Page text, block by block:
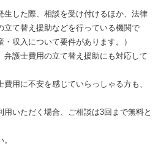
生した際、相談を受け付けるほか、法律
立て替え援助などを行っている機関で
収入について要件があります。）
弁護士費用の立て替え援助にも対応して
用に不安を感じていらっしゃる方も、
いただく場合、ご相談は3回まで無料と